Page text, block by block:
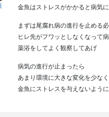
金魚はストレスがかかると病気
まずは尾腐れ病の進行を止める
ヒレ先がフワッとしなくなって
薬浴をしてよく観察してあげ
病気の進行が止まったら
あまり環境に大きな変化を少なく
金魚にストレスを与えないよう